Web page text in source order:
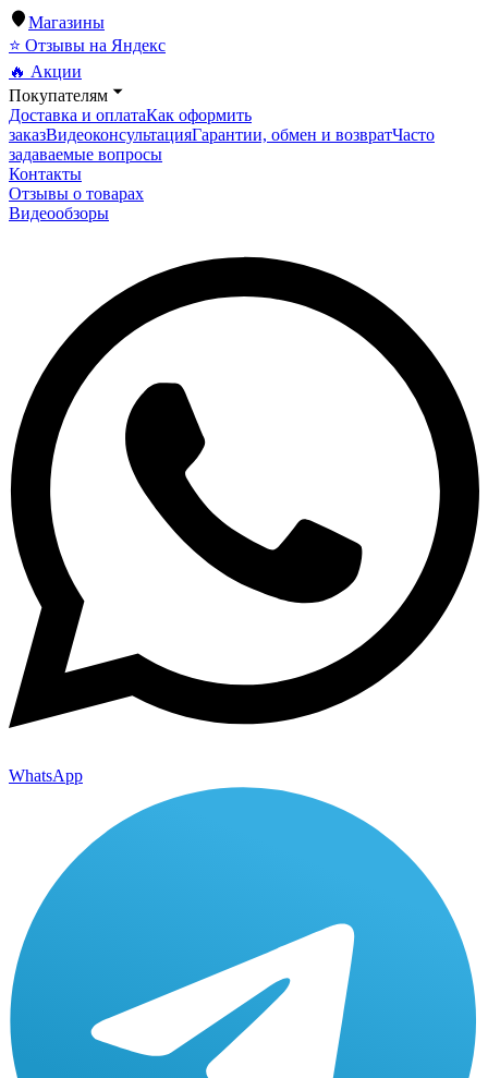
Магазины
⭐ Отзывы на Яндекс
🔥 Акции
Покупателям
Доставка и оплатаКак оформить
заказВидеоконсультацияГарантии, обмен и возвратЧасто
задаваемые вопросы
Контакты
Отзывы о товарах
Видеообзоры
WhatsApp